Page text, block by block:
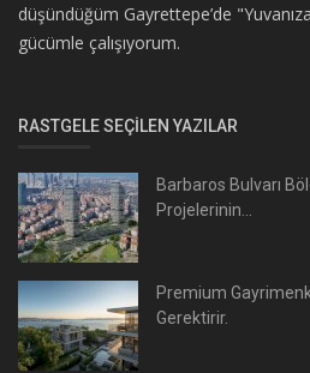
düşündüğüm Gayrettepe’de
gücümle çalışıyorum.
RASTGELE SEÇILEN YAZILAR
Barbaros Bulvarı
Projelerinin...
Premium
Gerektirir.